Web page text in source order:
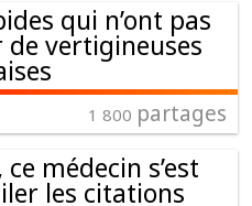
qui n’ont pas
de vertigineuses
1 800 partages
médecin s’est
les citations